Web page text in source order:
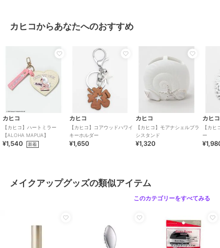
カヒコからあなたへのおすすめ
カヒコ
【カヒコ】ハートミラー
【ALOHA MAPUA】
¥1,540 新着
カヒコ
【カヒコ】コアウッドハワイ
キーホルダー
¥1,650
カヒコ
【カヒコ】モアナシェルブラ
シスタンド
¥1,320
カヒコ
【カ
ー
メイクアップグッズの類似アイテム
このカテゴリーをすべてみる